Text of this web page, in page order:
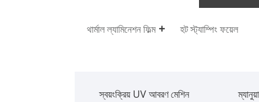
থার্মাল ল্যামিনেশন ফিল্ম হট স্ট্যাম্পিং ফয়েল
স্বয়ংক্রিয় UV আবরণ মেশিন